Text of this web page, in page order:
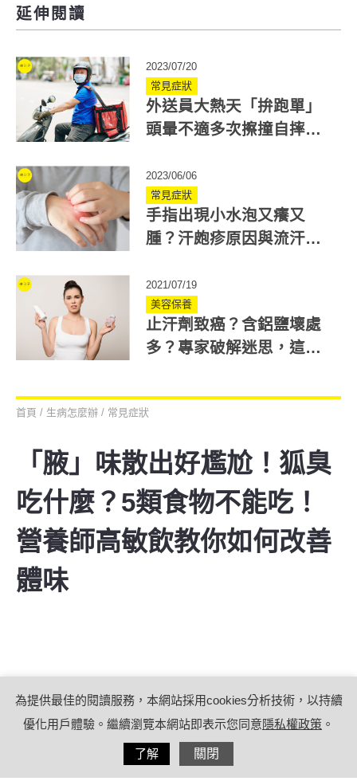
延伸閱讀
2023/07/20
常見症狀
外送員大熱天「拚跑單」
頭暈不適多次擦撞自摔！
2023/06/06
常見症狀
手指出現小水泡又癢又
腫？汗皰疹原因與流汗無
物」要忌口
2021/07/19
美容保養
止汗劑致癌？含鋁鹽壞處
多？專家破解迷思，這時
首頁 / 生病怎麼辦 / 常見症狀
「腋」味散出好尷尬！狐臭
吃什麼？5類食物不能吃！
營養師高敏飲教你如何改善
體味
為提供最佳的閱讀服務，本網站採用cookies分析技術，以持續
優化用戶體驗。繼續瀏覽本網站即表示您同意隱私權政策 。
了解 關閉